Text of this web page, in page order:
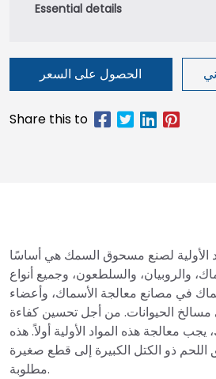
الحصول على السعر
الأولية لصنع مسحوق السمك هي أساسًا
والروبيان، والسلطعون، وجميع أنواع
في مصانع معالجة الأسماك، وأعضاء
مسالخ الحيوانات. من أجل تحسين كفاءة
معالجة هذه المواد الأولية أولاً. هذه
ذو الكتل الكبيرة إلى قطع صغيرة
مطلوبة.